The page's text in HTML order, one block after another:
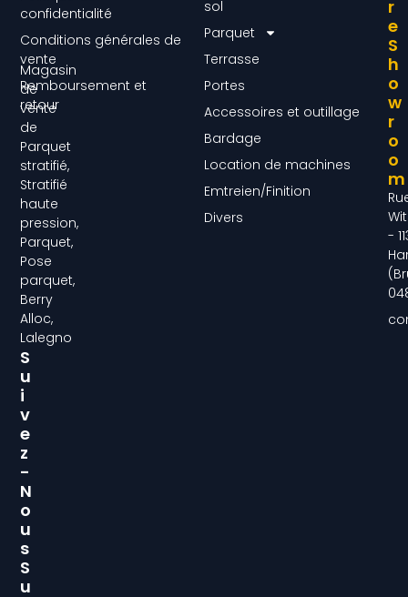
Magasin
de
vente
de
Parquet
stratifié,
Stratifié
haute
pression,
Parquet,
Pose
parquet,
Berry
Alloc,
Lalegno
S
U
I
V
E
Z
-
N
O
U
S
S
U
sol
Parquet
Terrasse
Portes
Accessoires et outillage
Bardage
Location de machines
Emtreien/Finition
Divers
confidentialité
Conditions générales de
vente
Remboursement et
retour
R
E
S
H
O
W
R
O
O
M
-